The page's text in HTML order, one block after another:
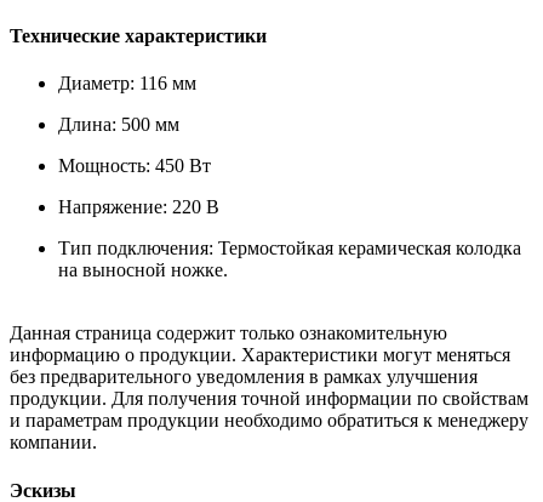
Технические характеристики
Диаметр: 116 мм
Длина: 500 мм
Мощность: 450 Вт
Напряжение: 220 В
Тип подключения: Термостойкая керамическая колодка
на выносной ножке.
Данная страница содержит только ознакомительную
информацию о продукции. Характеристики могут меняться
без предварительного уведомления в рамках улучшения
продукции. Для получения точной информации по свойствам
и параметрам продукции необходимо обратиться к менеджеру
компании.
Эскизы